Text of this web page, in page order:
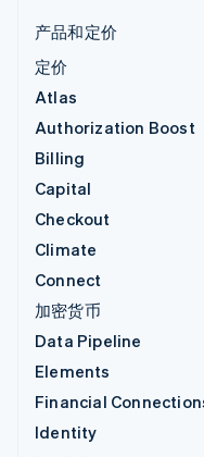
产品和定价
定价
Atlas
Authorization Boost
Billing
Capital
Checkout
Climate
Connect
加密货币
Data Pipeline
Elements
Financial
Identity